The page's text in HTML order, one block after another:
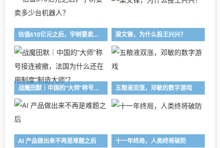
估值610亿元之后，宇树要卖多少台机器人？ 梁文锋，为什么投王兴兴？
战魔田默｜中国的“大师”称号接连被撤，法国为什么还在用制度“制造大师”？ 五粮液双涨，邓敏的数字游戏
AI 产品做出来不再是难题之后 十一年终局，人类终将破防